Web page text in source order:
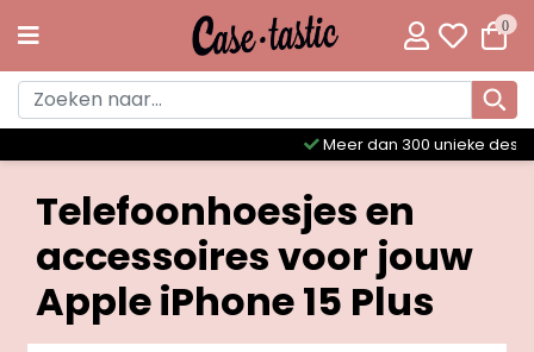
0
Meer dan 300 unieke designs
Telefoonhoesjes en
accessoires voor jouw
Apple iPhone 15 Plus